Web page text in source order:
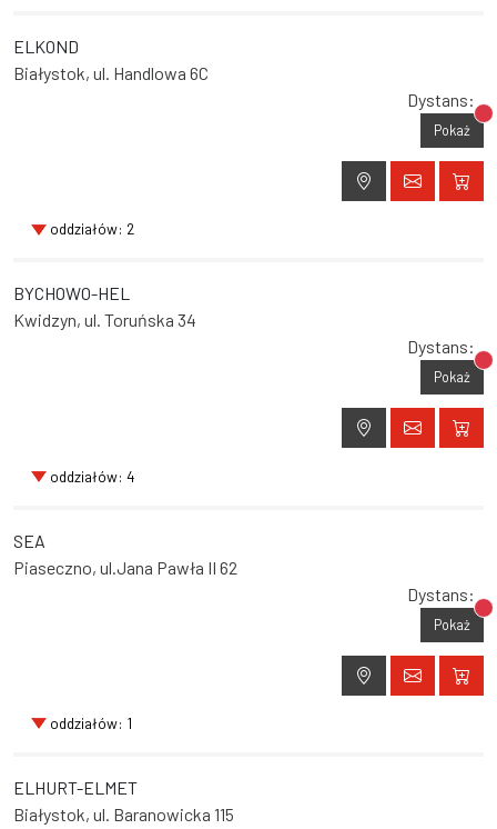
ELKOND
Białystok, ul. Handlowa 6C
Dystans:
Pokaż
oddziałów: 2
BYCHOWO-HEL
Kwidzyn, ul. Toruńska 34
Dystans:
Pokaż
oddziałów: 4
SEA
Piaseczno, ul.Jana Pawła II 62
Dystans:
Pokaż
oddziałów: 1
ELHURT-ELMET
Białystok, ul. Baranowicka 115